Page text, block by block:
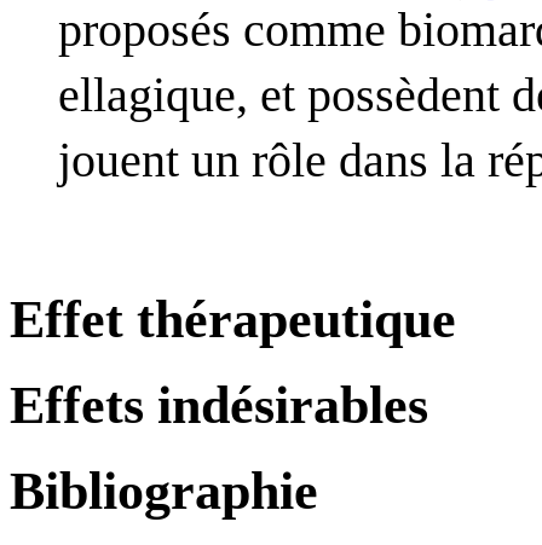
proposés comme
ellagique, et possèdent
jouent un rôle dans la
Effet thérapeutique
Effets indésirables
Bibliographie